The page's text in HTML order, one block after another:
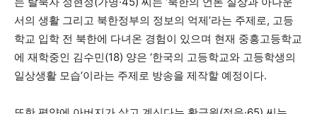
서의 생활 그리고 북한정부의 정보의 억제’라는 주제로, 고등
학교 입학 전 북한에 다녀온 경험이 있으며 현재 중흥고등학교
에 재학중인 김수민(18) 양은 ‘한국의 고등학교와 고등학생의
일상생활 모습’이라는 주제로 방송을 제작할 예정이다.